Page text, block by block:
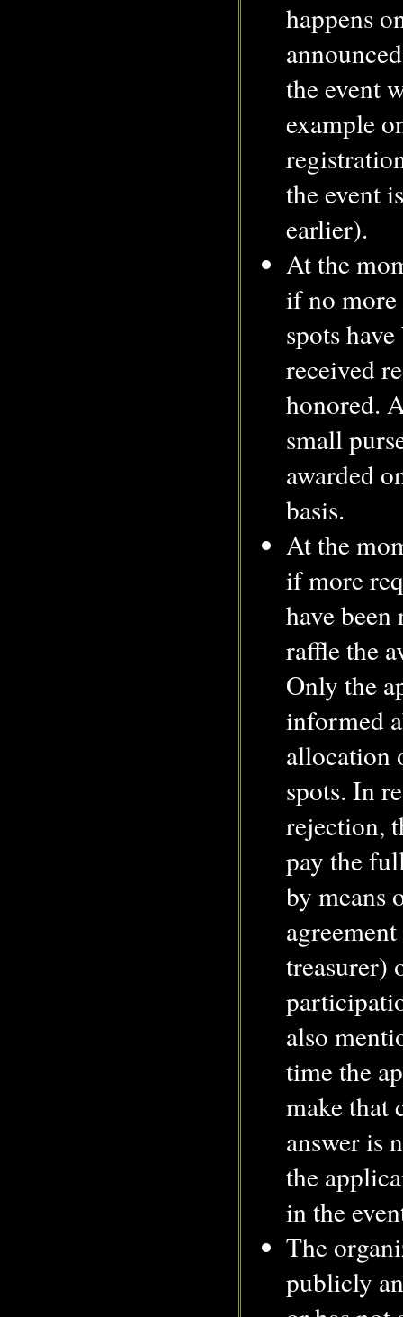
happens
the event
example
the event
earlier).
At the
if no more
spots
received
honored.
small
awarded
basis.
At the
if more
have
raffle the
Only the
informed
allocation
spots. In
rejection,
pay the
by means
treasurer)
also
time the
make that
answer is
the
in the
The
publicly